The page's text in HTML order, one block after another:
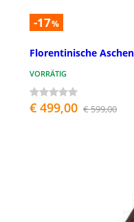
-17%
Florentinische
VORRÄTIG
€ 499,00 € 599,00